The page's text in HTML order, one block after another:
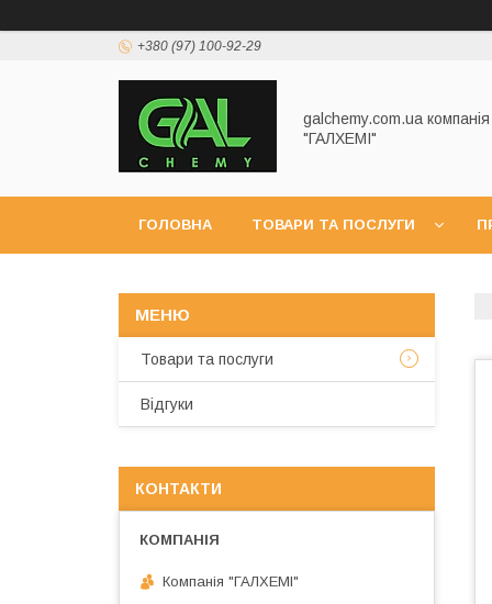
+380 (97) 100-92-29
galchemy.com.ua компанія
"ГАЛХЕМІ"
ГОЛОВНА ТОВАРИ ТА ПОСЛУГИ
Товари та послуги
Відгуки
КОНТАКТИ
Компанія "ГАЛХЕМІ"